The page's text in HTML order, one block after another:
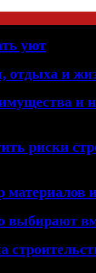
уют
отдыха и
и
риски
выбирают